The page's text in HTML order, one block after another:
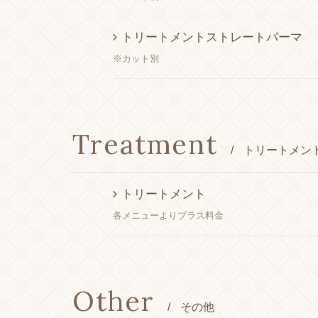
トリートメントストレートパーマ
※カット別
Treatment / トリートメン
トリートメント
各メニューよりプラス料金
Other / その他